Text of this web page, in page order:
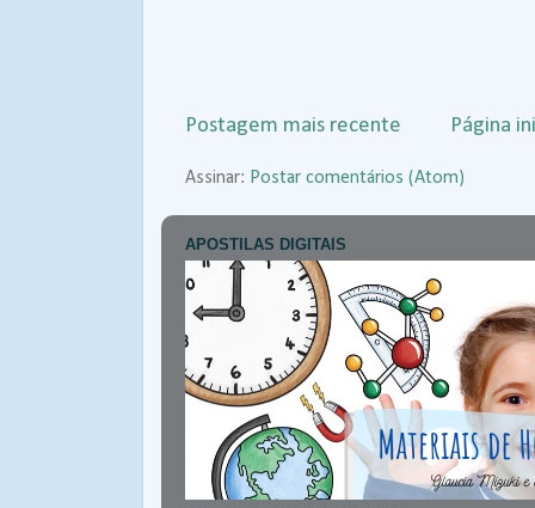
Postagem mais recente Página
Assinar: Postar comentários (Atom)
APOSTILAS DIGITAIS